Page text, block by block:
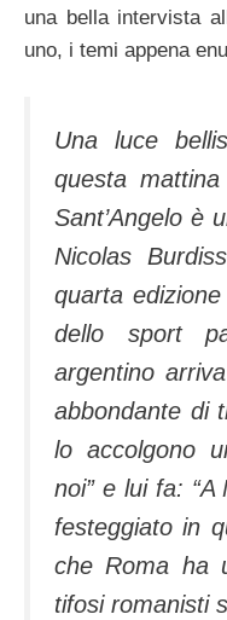
una bella intervista
uno, i temi appena
Una luce
questa
Sant’Angelo è
Nicolas
quarta
dello sport
argentino
abbondante di
lo accolgono
noi”e lui fa:
festeggiato in
che Roma ha
tifosi romanisti